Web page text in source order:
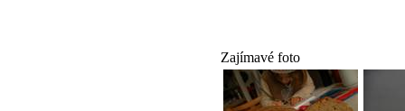
Zajímavé foto